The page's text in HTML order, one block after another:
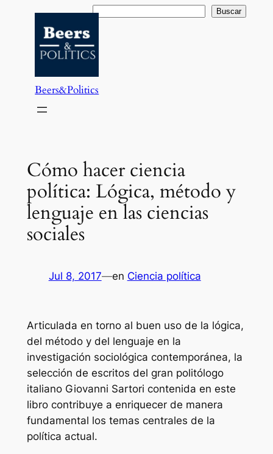
contenido
Buscar Buscar
Beers&Politics
Cómo hacer ciencia
política: Lógica, método y
lenguaje en las ciencias
sociales
Jul 8, 2017—en Ciencia política
Articulada en torno al buen uso de la lógica,
del método y del lenguaje en la
investigación sociológica contemporánea, la
selección de escritos del gran politólogo
italiano Giovanni Sartori contenida en este
libro contribuye a enriquecer de manera
fundamental los temas centrales de la
política actual.